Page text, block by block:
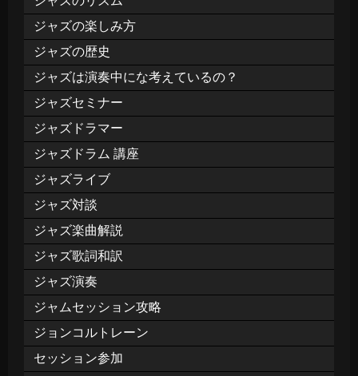
ジャズの楽しみ方
ジャズの歴史
ジャズは演奏中にな考えているの？
ジャズセミナー
ジャズドラマー
ジャズドラム 講座
ジャズライブ
ジャズ対談
ジャズ楽曲解説
ジャズ歌詞和訳
ジャズ演奏
ジャムセッション攻略
ジョンコルトレーン
セッション参加